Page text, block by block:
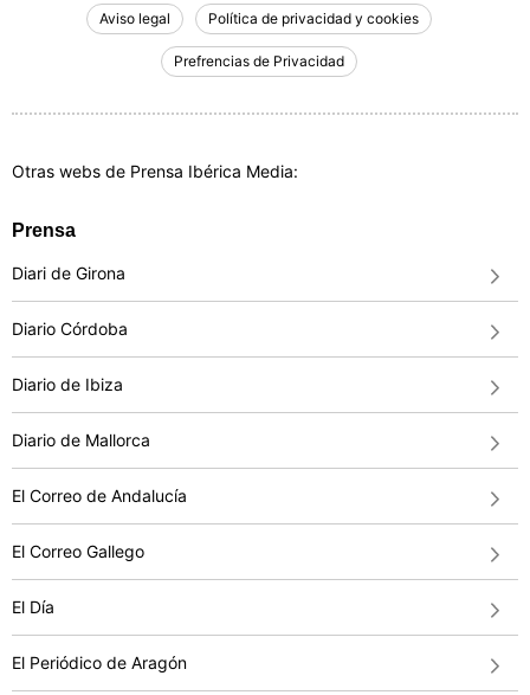
Aviso legal Política de privacidad y cookies
Prefrencias de Privacidad
Otras webs de Prensa Ibérica Media:
Prensa
Diari de Girona
Diario Córdoba
Diario de Ibiza
Diario de Mallorca
El Correo de Andalucía
El Correo Gallego
El Día
El Periódico de Aragón